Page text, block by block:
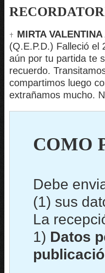
MIRTA
(Q.E.P.D.) Falleció el
aún por tu partida te
recuerdo.
compartimos luego
extrañamos mucho.
COMO
Debe
(1) sus
La
1) Datos